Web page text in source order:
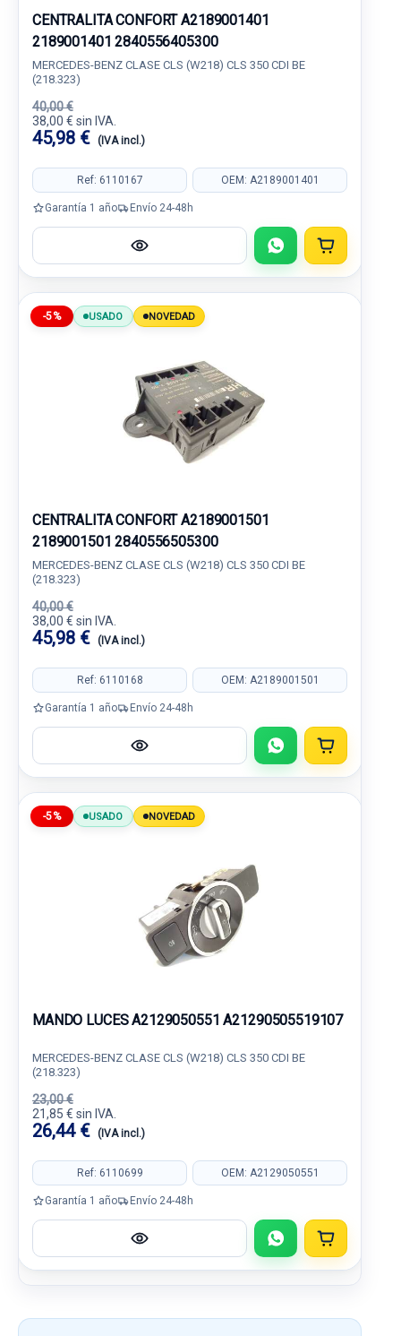
CENTRALITA CONFORT A2189001401
2189001401 2840556405300
MERCEDES-BENZ CLASE CLS (W218) CLS 350 CDI BE
(218.323)
40,00 €
38,00 € sin IVA.
45,98 € (IVA incl.)
Ref: 6110167 OEM: A2189001401
Garantía 1 año Envío 24-48h
-5% USADO NOVEDAD
CENTRALITA CONFORT A2189001501
2189001501 2840556505300
MERCEDES-BENZ CLASE CLS (W218) CLS 350 CDI BE
(218.323)
40,00 €
38,00 € sin IVA.
45,98 € (IVA incl.)
Ref: 6110168 OEM: A2189001501
Garantía 1 año Envío 24-48h
-5% USADO NOVEDAD
MANDO LUCES A2129050551 A21290505519107
MERCEDES-BENZ CLASE CLS (W218) CLS 350 CDI BE
(218.323)
23,00 €
21,85 € sin IVA.
26,44 € (IVA incl.)
Ref: 6110699 OEM: A2129050551
Garantía 1 año Envío 24-48h